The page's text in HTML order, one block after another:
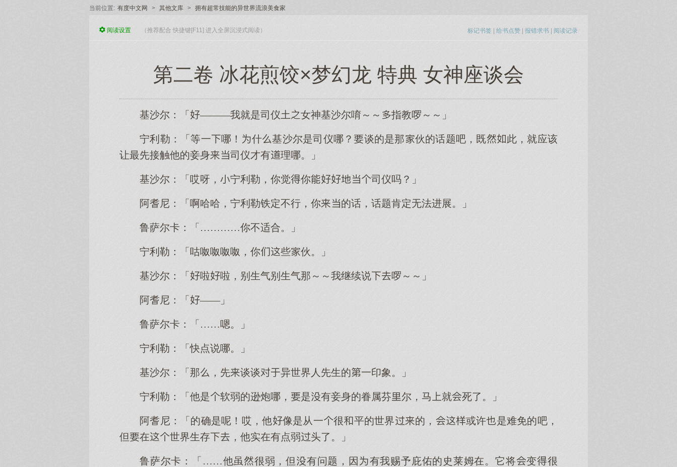
当前位置: 有度中文网 > 其他文库 > 拥有超常技能的异世界流浪美食家
标记书签 | 给书点赞 | 报错求书 | 阅读记录
阅读设置 （推荐配合 快捷键[F11] 进入全屏沉浸式阅读）
第二卷 冰花煎饺×梦幻龙 特典 女神座谈会
基沙尔：「———我就是司仪土女神基沙尔唷～～指教啰～～」
宁利勒：「等一哪！什基沙尔是司仪哪？谈的是那伙的话题吧，既此，就应该
让最先接触他的妾身司仪才有理哪。」
基沙尔：「哎呀，宁利勒，你觉你司仪吗？」
阿耆尼：「啊哈哈，宁利勒铁定不行，你的话，话题肯定无法进展。」
鲁萨尔卡：「…………你不适合。」
宁利勒：「咕呶呶呶呶，你些伙。」
基沙尔：「啦啦，别生气别生气那～～我继续说啰～～」
阿耆尼：「——」
鲁萨尔卡：「……嗯。」
宁利勒：「快点说哪。」
基沙尔：「那，先谈谈异世界人先生的一印象。」
宁利勒：「他是软弱的逊炮哪，是有妾身的眷属芬尔，马就死了。」
阿耆尼：「的确是呢！哎，他像是从一很平的世界的，或许是难免的吧，
但在世界生存，他实在有点弱头了。」
鲁萨尔卡：「……他虽很弱，但有问题，因有我赐予庇佑的史莱姆在。它将变很